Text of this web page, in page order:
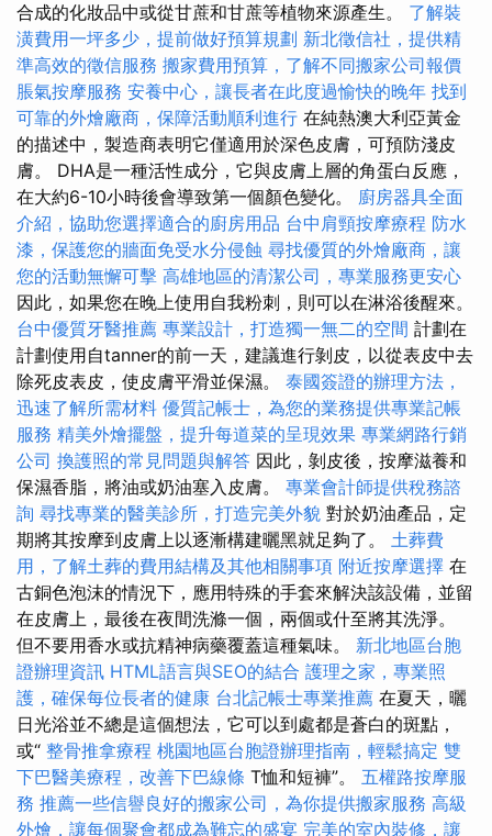
合成的化妝品中或從甘蔗和甘蔗等植物來源產生。 了解裝
潢費用一坪多少，提前做好預算規劃 新北徵信社，提供精
準高效的徵信服務 搬家費用預算，了解不同搬家公司報價
脹氣按摩服務 安養中心，讓長者在此度過愉快的晚年 找到
可靠的外燴廠商，保障活動順利進行 在純熱澳大利亞黃金
的描述中，製造商表明它僅適用於深色皮膚，可預防淺皮
膚。 DHA是一種活性成分，它與皮膚上層的角蛋白反應，
在大約6-10小時後會導致第一個顏色變化。 廚房器具全面
介紹，協助您選擇適合的廚房用品 台中肩頸按摩療程 防水
漆，保護您的牆面免受水分侵蝕 尋找優質的外燴廠商，讓
您的活動無懈可擊 高雄地區的清潔公司，專業服務更安心
因此，如果您在晚上使用自我粉刺，則可以在淋浴後醒來。
台中優質牙醫推薦 專業設計，打造獨一無二的空間 計劃在
計劃使用自tanner的前一天，建議進行剝皮，以從表皮中去
除死皮表皮，使皮膚平滑並保濕。 泰國簽證的辦理方法，
迅速了解所需材料 優質記帳士，為您的業務提供專業記帳
服務 精美外燴擺盤，提升每道菜的呈現效果 專業網路行銷
公司 換護照的常見問題與解答 因此，剝皮後，按摩滋養和
保濕香脂，將油或奶油塞入皮膚。 專業會計師提供稅務諮
詢 尋找專業的醫美診所，打造完美外貌 對於奶油產品，定
期將其按摩到皮膚上以逐漸構建曬黑就足夠了。 土葬費
用，了解土葬的費用結構及其他相關事項 附近按摩選擇 在
古銅色泡沫的情況下，應用特殊的手套來解決該設備，並留
在皮膚上，最後在夜間洗滌一個，兩個或什至將其洗淨。
但不要用香水或抗精神病藥覆蓋這種氣味。 新北地區台胞
證辦理資訊 HTML語言與SEO的結合 護理之家，專業照
護，確保每位長者的健康 台北記帳士專業推薦 在夏天，曬
日光浴並不總是這個想法，它可以到處都是蒼白的斑點，
或“ 整骨推拿療程 桃園地區台胞證辦理指南，輕鬆搞定 雙
下巴醫美療程，改善下巴線條 T恤和短褲”。 五權路按摩服
務 推薦一些信譽良好的搬家公司，為你提供搬家服務 高級
外燴，讓每個聚會都成為難忘的盛宴 完美的室內裝修，讓